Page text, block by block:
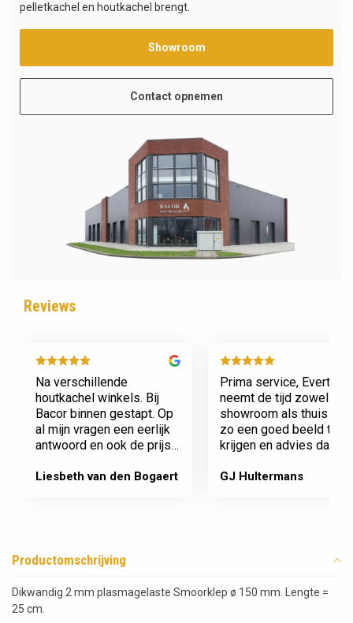
pelletkachel en houtkachel brengt.
Showroom
Contact opnemen
Reviews
Na verschillende
houtkachel winkels. Bij
Bacor binnen gestapt. Op
al mijn vragen een eerlijk
antwoord en ook de prijs
Afspraak is afspraak geen
Liesbeth van den Bogaert
Prima service, Evert
neemt de tijd zowel in
showroom als thuis om
zo een goed beeld te
krijgen en advies daarop
nieuwe kachel. Komt
GJ Hultermans
Productomschrijving
Dikwandig 2 mm plasmagelaste Smoorklep ø 150 mm. Lengte =
25 cm.